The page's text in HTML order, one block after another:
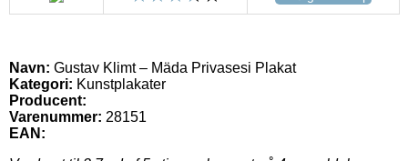
Navn: Gustav Klimt – Mäda Privasesi Plakat
Kategori: Kunstplakater
Producent:
Varenummer: 28151
EAN: